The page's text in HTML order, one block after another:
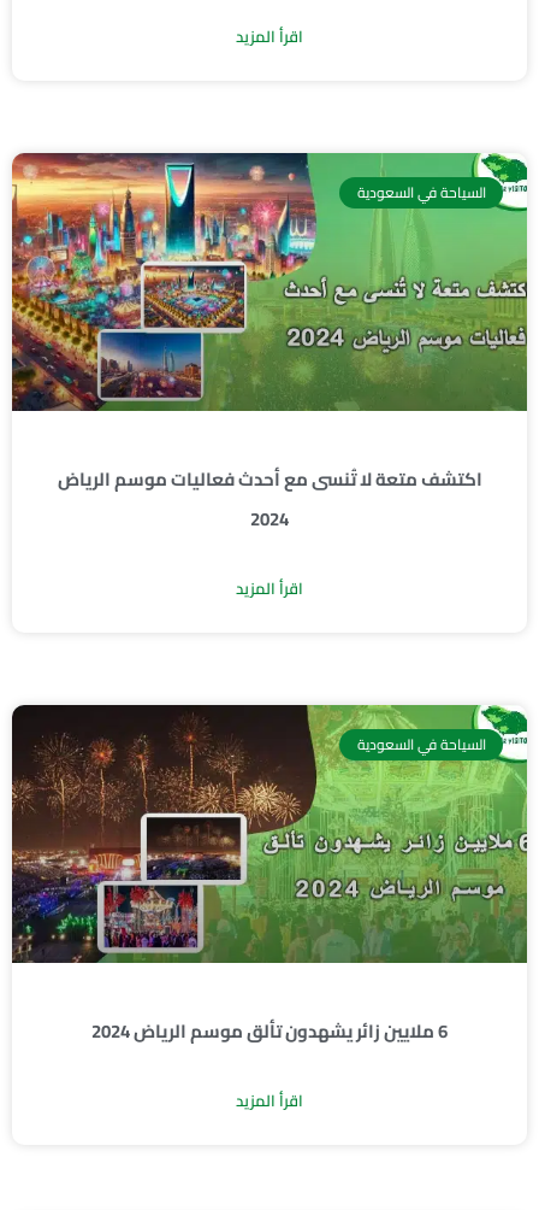
اقرأ المزيد
السياحة في السعودية
اكتشف متعة لا تُنسى مع أحدث فعاليات موسم الرياض
2024
اقرأ المزيد
السياحة في السعودية
6 ملايين زائر يشهدون تألق موسم الرياض 2024
اقرأ المزيد